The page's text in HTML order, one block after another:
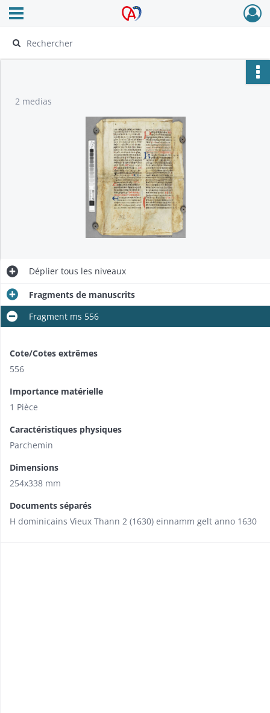
Archives Alsace - Colmar
Ouvrir le menu déroulant
2 medias
Déplier tous les niveaux
Fragments de manuscrits
Fragment ms 556
Cote/Cotes extrêmes
556
Importance matérielle
1 Pièce
Caractéristiques physiques
Parchemin
Dimensions
254x338 mm
Documents séparés
H dominicains Vieux Thann 2 (1630) einnamm gelt anno 1630